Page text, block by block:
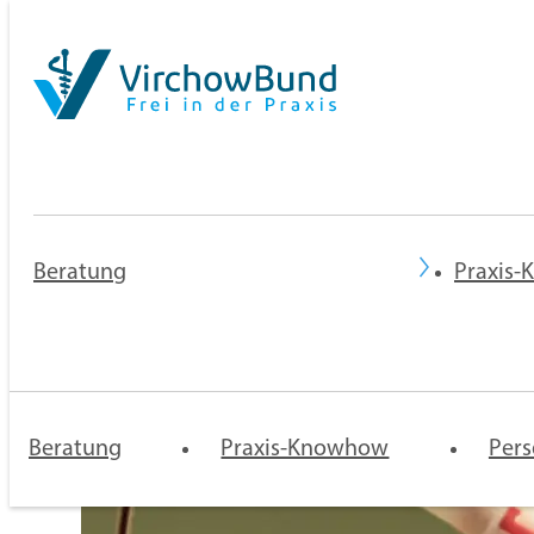
Beratung Praxis-
und
Beratung Praxis-Knowhow